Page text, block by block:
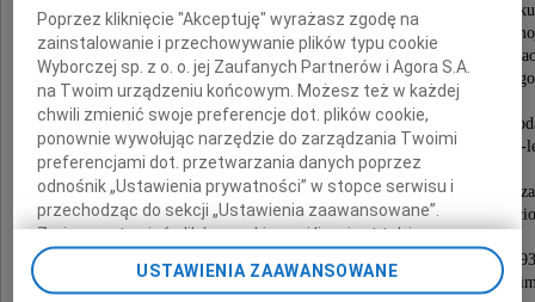
Plutonowy podchorąży 74 Górnośląskiego Pułku
Piechoty w Lublińcu, żołnierz ZWZ-AK Ziemi
- podporucznik, uczestnik walk Samodzielnego
Skała" i OP Błyskawica" Kedywu Krakowskiego
Okręgu Armii Krajowej ps. Jacek.
Absolwent Wyższego Studium Nauk Społeczno-
w Katowicach, dyplomowany biegły księgowy z 50-
stażem pracy w bankowości,
krajowy inspektor Centrali Banku Rolnego w
Od 1995 roku emeryt Banku Gospodarki
Odznaczony: Medalem za udział w wojnie obronnej
Krzyżem Armii Krajowej, Krzyżem
Poprzez kliknięcie "Akceptuję" wyrażasz zgodę na
zainstalowanie i przechowywanie plików typu cookie
Wyborczej sp. z o. o. jej Zaufanych Partnerów i Agora S.A.
na Twoim urządzeniu końcowym. Możesz też w każdej
chwili zmienić swoje preferencje dot. plików cookie,
ponownie wywołując narzędzie do zarządzania Twoimi
preferencjami dot. przetwarzania danych poprzez
odnośnik „Ustawienia prywatności” w stopce serwisu i
przechodząc do sekcji „Ustawienia zaawansowane”.
Zmiana ustawień plików cookie możliwa jest także za
pomocą ustawień przeglądarki.
USTAWIENIA ZAAWANSOWANE